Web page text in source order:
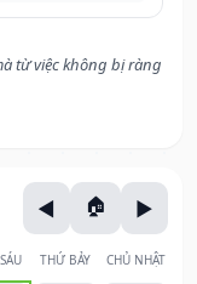
từ việc không bị ràng
THỨ BẢY CHỦ NHẬT